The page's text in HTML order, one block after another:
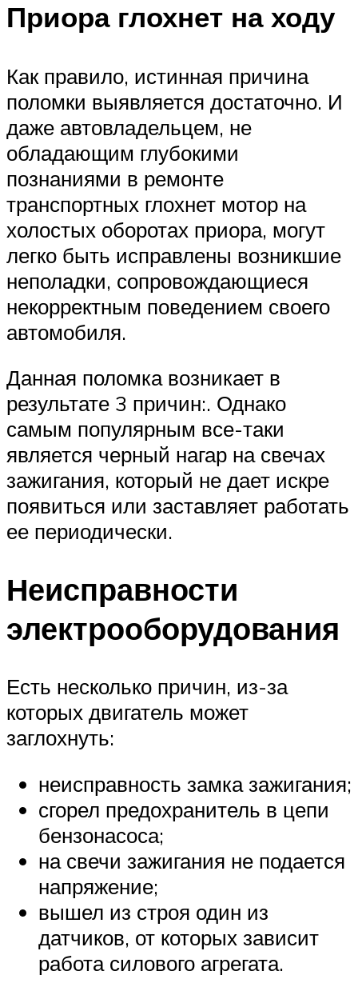
Приора глохнет на ходу
Как правило, истинная причина
поломки выявляется достаточно. И
даже автовладельцем, не
обладающим глубокими
познаниями в ремонте
транспортных глохнет мотор на
холостых оборотах приора, могут
легко быть исправлены возникшие
неполадки, сопровождающиеся
некорректным поведением своего
автомобиля.
Данная поломка возникает в
результате 3 причин:. Однако
самым популярным все-таки
является черный нагар на свечах
зажигания, который не дает искре
появиться или заставляет работать
ее периодически.
Неисправности
электрооборудования
Есть несколько причин, из-за
которых двигатель может
заглохнуть:
неисправность замка зажигания;
сгорел предохранитель в цепи
бензонасоса;
на свечи зажигания не подается
напряжение;
вышел из строя один из
датчиков, от которых зависит
работа силового агрегата.